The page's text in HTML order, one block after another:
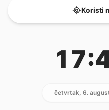
Koristi
četvrtak, 6.